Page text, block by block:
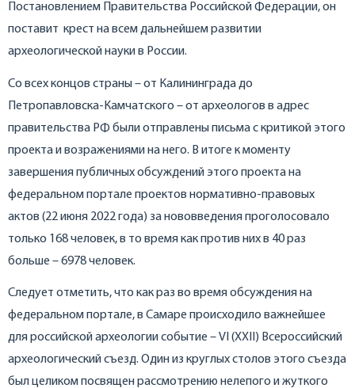
Постановлением Правительства Российской Федерации, он
поставит крест на всем дальнейшем развитии
археологической науки в России.
Со всех концов страны – от Калининграда до
Петропавловска-Камчатского – от археологов в адрес
правительства РФ были отправлены письма с критикой этого
проекта и возражениями на него. В итоге к моменту
завершения публичных обсуждений этого проекта на
федеральном портале проектов нормативно-правовых
актов (22 июня 2022 года) за нововведения проголосовало
только 168 человек, в то время как против них в 40 раз
больше – 6978 человек.
Следует отметить, что как раз во время обсуждения на
федеральном портале, в Самаре происходило важнейшее
для российской археологии событие – VI (XXII) Всероссийский
археологический съезд. Один из круглых столов этого съезда
был целиком посвящен рассмотрению нелепого и жуткого